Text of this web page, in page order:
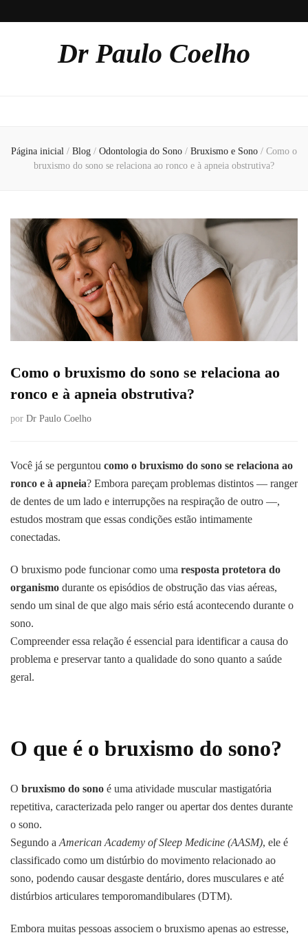
Dr Paulo Coelho
Página inicial / Blog / Odontologia do Sono / Bruxismo e Sono / Como o
bruxismo do sono se relaciona ao ronco e à apneia obstrutiva?
Como o bruxismo do sono se relaciona ao
ronco e à apneia obstrutiva?
por Dr Paulo Coelho
Você já se perguntou como o bruxismo do sono se relaciona ao
ronco e à apneia? Embora pareçam problemas distintos — ranger
de dentes de um lado e interrupções na respiração de outro —,
estudos mostram que essas condições estão intimamente
conectadas.
O bruxismo pode funcionar como uma resposta protetora do
organismo durante os episódios de obstrução das vias aéreas,
sendo um sinal de que algo mais sério está acontecendo durante o
sono.
Compreender essa relação é essencial para identificar a causa do
problema e preservar tanto a qualidade do sono quanto a saúde
geral.
O que é o bruxismo do sono?
O bruxismo do sono é uma atividade muscular mastigatória
repetitiva, caracterizada pelo ranger ou apertar dos dentes durante
o sono.
Segundo a American Academy of Sleep Medicine (AASM), ele é
classificado como um distúrbio do movimento relacionado ao
sono, podendo causar desgaste dentário, dores musculares e até
distúrbios articulares temporomandibulares (DTM).
Embora muitas pessoas associem o bruxismo apenas ao estresse,